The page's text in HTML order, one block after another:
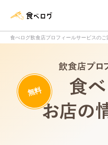
食べログ飲食店プロフィールサービスのご
無料